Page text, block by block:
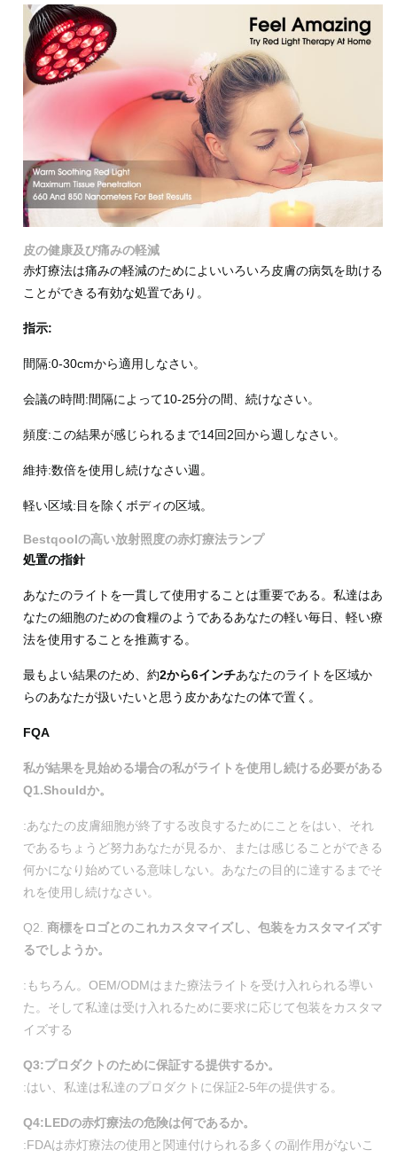
皮の健康及び痛みの軽減
赤灯療法は痛みの軽減のためによいいろいろ皮膚の病気を助ける
ことができる有効な処置であり。
指示:
間隔:0-30cmから適用しなさい。
会議の時間:間隔によって10-25分の間、続けなさい。
頻度:この結果が感じられるまで14回2回から週しなさい。
維持:数倍を使用し続けなさい週。
軽い区域:目を除くボディの区域。
Bestqoolの高い放射照度の赤灯療法ランプ
処置の指針
あなたのライトを一貫して使用することは重要である。私達はあ
なたの細胞のための食糧のようであるあなたの軽い毎日、軽い療
法を使用することを推薦する。
最もよい結果のため、約2から6インチあなたのライトを区域か
らのあなたが扱いたいと思う皮かあなたの体で置く。
FQA
私が結果を見始める場合の私がライトを使用し続ける必要がある
Q1.Shouldか。
:あなたの皮膚細胞が終了する改良するためにことをはい、それ
であるちょうど努力あなたが見るか、または感じることができる
何かになり始めている意味しない。あなたの目的に達するまでそ
れを使用し続けなさい。
Q2. 商標をロゴとのこれカスタマイズし、包装をカスタマイズす
るでしようか。
:もちろん。OEM/ODMはまた療法ライトを受け入れられる導い
た。そして私達は受け入れるために要求に応じて包装をカスタマ
イズする
Q3:プロダクトのために保証する提供するか。
:はい、私達は私達のプロダクトに保証2-5年の提供する。
Q4:LEDの赤灯療法の危険は何であるか。
:FDAは赤灯療法の使用と関連付けられる多くの副作用がないこ